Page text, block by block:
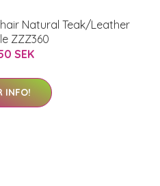
Natural Teak/Leather
ZZZ360
SEK
INFO!